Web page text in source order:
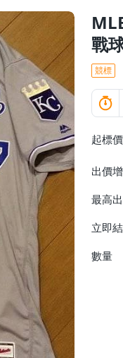
戰
競標
起標
出價
最高
立即
數量